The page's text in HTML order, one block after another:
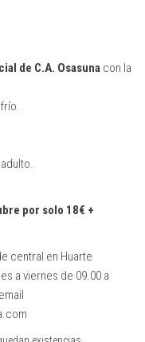
de C.A. Osasuna con la
por solo 18€ +
central en Huarte
a viernes de 09.00 a